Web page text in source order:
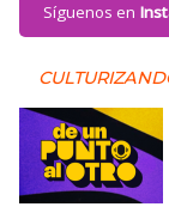
Síguenos en